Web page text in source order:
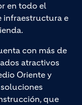
en todo el
infraestructura e
con más de
atractivos
Oriente y
que